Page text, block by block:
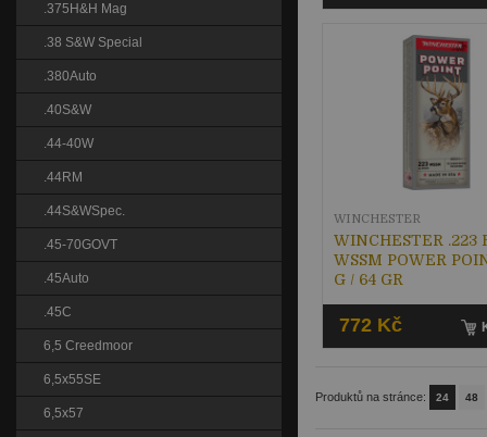
WINCHESTER .223
WSSM POWER
G / 64 GR
WINCHESTER
772 Kč
Produktů na stránce: 24 48
.375H&H Mag
.38 S&W Special
.380Auto
.40S&W
.44-40W
.44RM
.44S&WSpec.
.45-70GOVT
.45Auto
.45C
6,5 Creedmoor
6,5x55SE
6,5x57